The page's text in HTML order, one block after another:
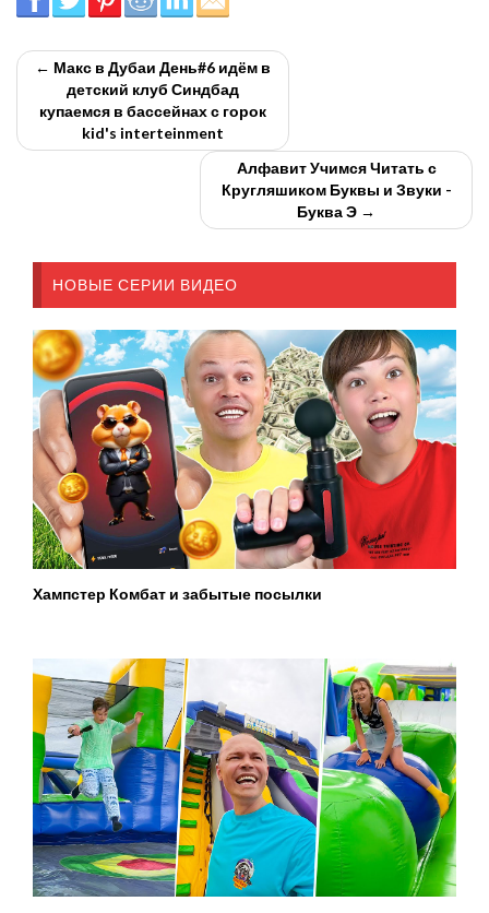
← Макс в Дубаи День#6 идём в
детский клуб Синдбад
купаемся в бассейнах с горок
kid's interteinment
Алфавит Учимся Читать с
Кругляшиком Буквы и Звуки -
Буква Э →
НОВЫЕ СЕРИИ ВИДЕО
Хампстер Комбат и забытые посылки